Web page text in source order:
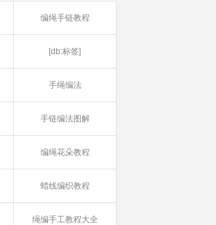
编绳手链教程
[db:标签]
手绳编法
手链编法图解
编绳花朵教程
蜡线编织教程
绳编手工教程大全